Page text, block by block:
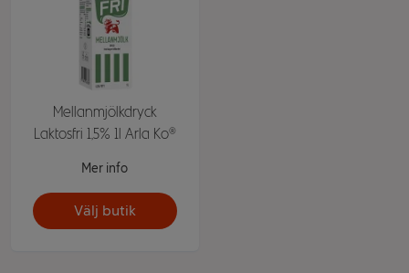
Mellanmjölkdryck
Laktosfri 1,5% 1l Arla Ko®
Mer info
Välj butik